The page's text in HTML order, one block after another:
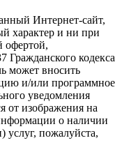
Интернет-сайт,
характер и ни при
офертой,
Гражданского кодекса
мoжeт внocить
и/или пpoгpaммнoe
yвeдoмлeния
от изображения на
о наличии
услуг, пожалуйста,